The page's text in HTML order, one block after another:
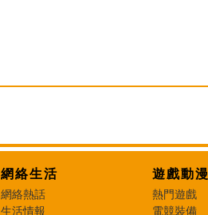
網絡生活
網絡熱話
生活情報
遊戲動漫
熱門遊戲
電競裝備